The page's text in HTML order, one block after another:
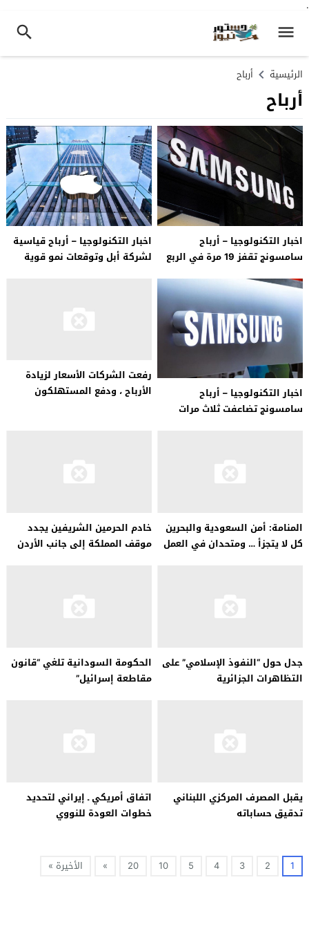
.
الرئيسية أرباح
أرباح
اخبار التكنولوجيا – أرباح
سامسونج تقفز 19 مرة في الربع
اخبار التكنولوجيا – أرباح قياسية
لشركة أبل وتوقعات نمو قوية
اخبار التكنولوجيا – أرباح
سامسونج تضاعفت ثلاث مرات
رفعت الشركات الأسعار لزيادة
الأرباح ، ودفع المستهلكون
المنامة: أمن السعودية والبحرين
كل لا يتجزأ … ومتحدان في العمل
خادم الحرمين الشريفين يجدد
موقف المملكة إلى جانب الأردن
جدل حول “النفوذ الإسلامي” على
التظاهرات الجزائرية
الحكومة السودانية تلغي “قانون
مقاطعة إسرائيل”
يقبل المصرف المركزي اللبناني
تدقيق حساباته
اتفاق أمريكي ـ إيراني لتحديد
خطوات العودة للنووي
1
2
3
4
5
10
20
» الأخيرة »